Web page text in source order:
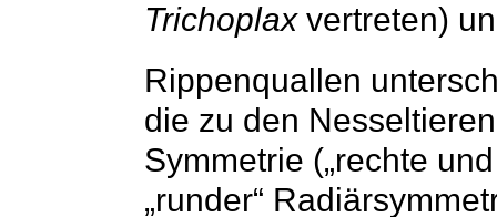
Trichoplaxvertreten)
Rippenquallen
die zu den
Symmetrie („rechte
„runder“